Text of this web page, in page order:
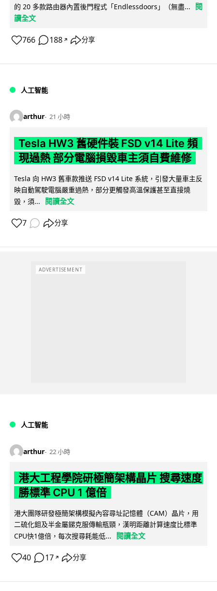
的 20 多款路由器內置後門程式「Endlessdoors」（無盡...
閱
讀全文
766 188 ↗ 分享
人工智能
arthur 21 小時
Tesla HW3 舊硬件裝 FSD v14 Lite 頻
現過熱 部分電腦損毀車主須自費維修
Tesla 向 HW3 舊車款推送 FSD v14 Lite 系統，引發大量車主反
映自動駕駛電腦嚴重過熱，部分更觸發高溫保護甚至直接燒
毀，須...
閱讀全文
7 分享
ADVERTISEMENT
人工智能
arthur 22 小時
港大工程學院研極簡架構晶片 搜尋速度
勝標準 CPU 1 億倍
港大團隊研發極簡架構模擬內容尋址記憶體（CAM）晶片，用
二硫化鉬及半金屬銻克服傳輸瓶頸，漢明距離計算速度比標準
CPU快1億倍，每次搜尋耗能低...
閱讀全文
40 17 ↗ 分享